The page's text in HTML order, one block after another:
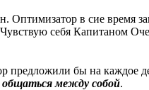
в сие время
себя Капитаном
предложили бы на каждое
между собой.